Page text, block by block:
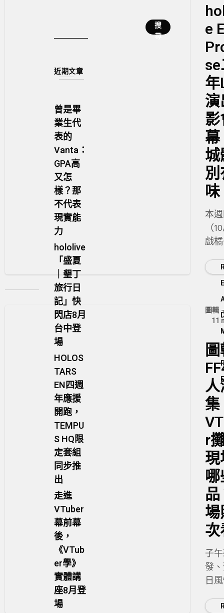
e
年
味
本
（
戲
「
子
影活
E
E
圖輯
11
r
子
發
日
練
搜
尋
近期文章
曾是畢
業生代
表的
Vanta：
GPA高
又怎
樣？那
不代表
現實能
力
hololive
「盛夏
｜墾丁
旅行日
記」快
閃店8月
台中登
場
HOLOS
TARS
EN四週
年應援
開跑，
TEMPU
S HQ限
定套組
同步推
出
走進
VTuber
幕前幕
後，
《VTub
er學》
實體講
座8月登
場